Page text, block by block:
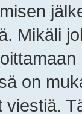
Mikäli
on
viestiä.